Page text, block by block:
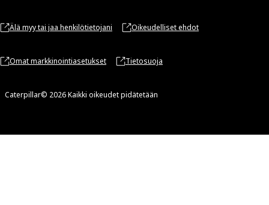
Älä myy tai jaa henkilötietojani Oikeudelliset ehdot
Omat markkinointiasetukset Tietosuoja
Caterpillar© 2026 Kaikki oikeudet pidätetään